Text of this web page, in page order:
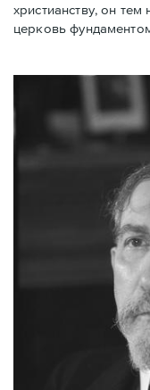
христианству, он
церковь